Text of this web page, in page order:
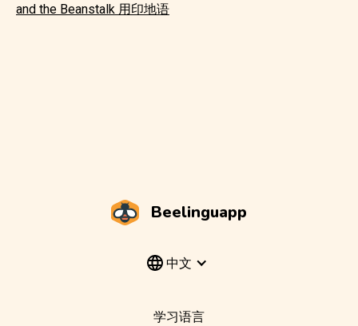
and the Beanstalk 用印地语
Beelinguapp
中文
学习语言